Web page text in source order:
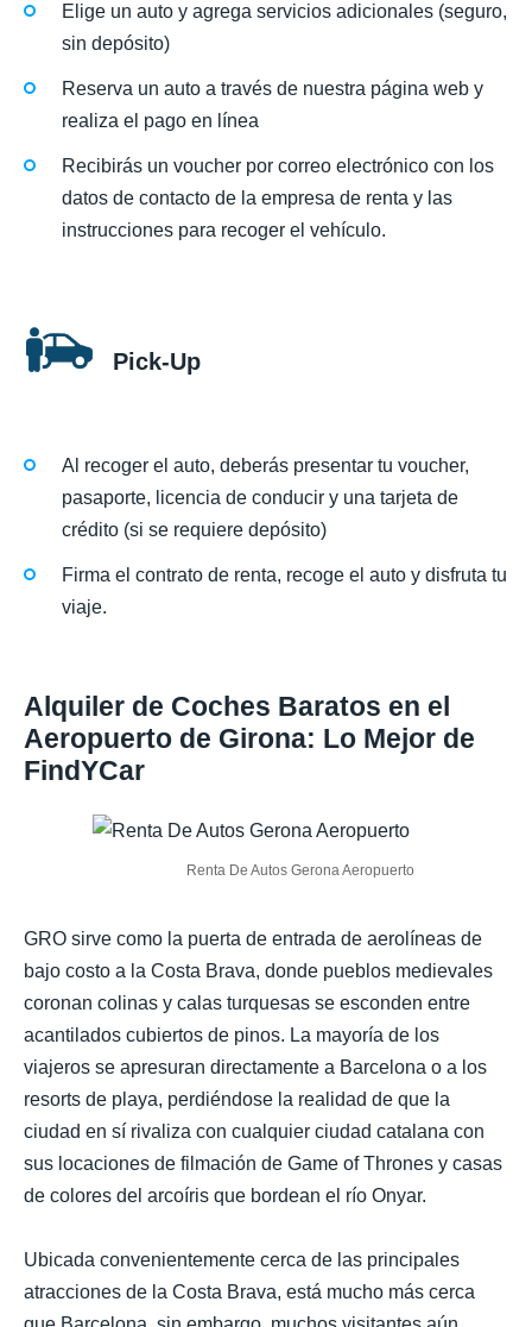
Elige un auto y agrega servicios adicionales (seguro,
sin depósito)
Reserva un auto a través de nuestra página web y
realiza el pago en línea
Recibirás un voucher por correo electrónico con los
datos de contacto de la empresa de renta y las
instrucciones para recoger el vehículo.
Pick-Up
Al recoger el auto, deberás presentar tu voucher,
pasaporte, licencia de conducir y una tarjeta de
crédito (si se requiere depósito)
Firma el contrato de renta, recoge el auto y disfruta tu
viaje.
Alquiler de Coches Baratos en el
Aeropuerto de Girona: Lo Mejor de
FindYCar
Renta De Autos Gerona Aeropuerto
GRO sirve como la puerta de entrada de aerolíneas de
bajo costo a la Costa Brava, donde pueblos medievales
coronan colinas y calas turquesas se esconden entre
acantilados cubiertos de pinos. La mayoría de los
viajeros se apresuran directamente a Barcelona o a los
resorts de playa, perdiéndose la realidad de que la
ciudad en sí rivaliza con cualquier ciudad catalana con
sus locaciones de filmación de Game of Thrones y casas
de colores del arcoíris que bordean el río Onyar.
Ubicada convenientemente cerca de las principales
atracciones de la Costa Brava, está mucho más cerca